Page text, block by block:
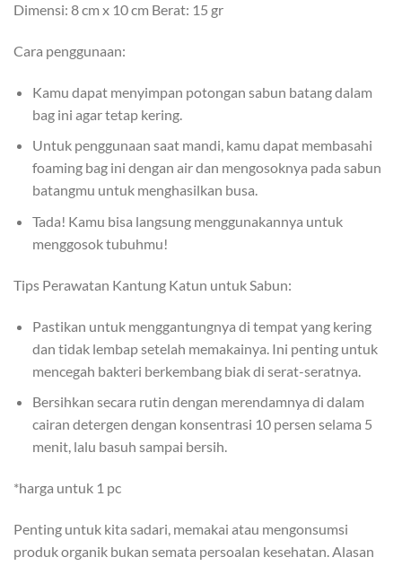
Dimensi: 8 cm x 10 cm Berat: 15 gr
Cara penggunaan:
Kamu dapat menyimpan potongan sabun batang dalam
bag ini agar tetap kering.
Untuk penggunaan saat mandi, kamu dapat membasahi
foaming bag ini dengan air dan mengosoknya pada sabun
batangmu untuk menghasilkan busa.
Tada! Kamu bisa langsung menggunakannya untuk
menggosok tubuhmu!
Tips Perawatan Kantung Katun untuk Sabun:
Pastikan untuk menggantungnya di tempat yang kering
dan tidak lembap setelah memakainya. Ini penting untuk
mencegah bakteri berkembang biak di serat-seratnya.
Bersihkan secara rutin dengan merendamnya di dalam
cairan detergen dengan konsentrasi 10 persen selama 5
menit, lalu basuh sampai bersih.
*harga untuk 1 pc
Penting untuk kita sadari, memakai atau mengonsumsi
produk organik bukan semata persoalan kesehatan. Alasan